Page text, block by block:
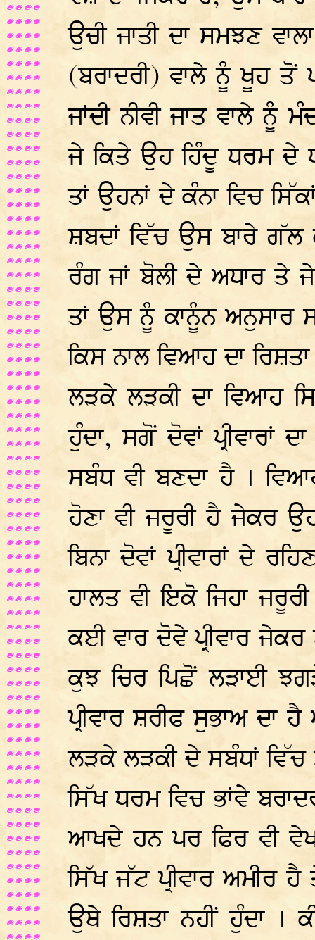
ਉਚੀ ਜਾਤੀ ਦਾ ਸਮਝਣ
(ਬਰਾਦਰੀ) ਵਾਲੇ ਨੂੰ ਖੂਹ ਤੋਂ
ਜਾਂਦੀ ਨੀਵੀ ਜਾਤ ਵਾਲੇ
ਜੇ ਕਿਤੇ ਉਹ ਹਿੰਦੂ ਧਰਮ ਦੇ
ਤਾਂ ਉਹਨਾਂ ਦੇ ਕੰਨਾ ਵਿਚ
ਸ਼ਬਦਾਂ ਵਿੱਚ ਉਸ ਬਾਰੇ
ਰੰਗ ਜਾਂ ਬੋਲੀ ਦੇ ਅਧਾਰ ਤੇ
ਤਾਂ ਉਸ ਨੂੰ ਕਾਨੂੰਨ ਅਨੁਸਾਰ
ਕਿਸ ਨਾਲ ਵਿਆਹ ਦਾ
ਲੜਕੇ ਲੜਕੀ ਦਾ ਵਿਆਹ
ਹੁੰਦਾ, ਸਗੋਂ ਦੋਵਾਂ ਪ੍ਰੀਵਾਰਾਂ
ਸਬੰਧ ਵੀ ਬਣਦਾ ਹੈ ।
ਹੋਣਾ ਵੀ ਜਰੂਰੀ ਹੈ ਜੇਕਰ
ਬਿਨਾ ਦੋਵਾਂ ਪ੍ਰੀਵਾਰਾਂ ਦੇ
ਹਾਲਤ ਵੀ ਇਕੋ ਜਿਹਾ
ਕਈ ਵਾਰ ਦੋਵੇ ਪ੍ਰੀਵਾਰ
ਕੁਝ ਚਿਰ ਪਿਛੋਂ ਲੜਾਈ
ਪ੍ਰੀਵਾਰ ਸ਼ਰੀਫ ਸੁਭਾਅ ਦਾ
ਲੜਕੇ ਲੜਕੀ ਦੇ ਸਬੰਧਾਂ
ਸਿੱਖ ਧਰਮ ਵਿਚ ਭਾਂਵੇ
ਆਖਦੇ ਹਨ ਪਰ ਫਿਰ ਵੀ
ਸਿੱਖ ਜੱਟ ਪ੍ਰੀਵਾਰ ਅਮੀਰ
ਉਥੇ ਰਿਸ਼ਤਾ ਨਹੀਂ ਹੁੰਦਾ ।